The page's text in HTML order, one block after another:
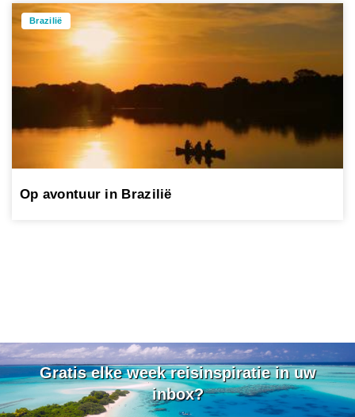
Brazilië
Op avontuur in Brazilië
Gratis elke week reisinspiratie in uw
inbox?